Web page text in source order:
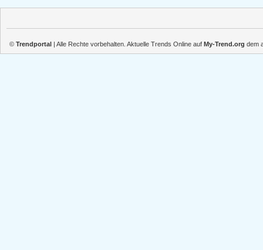
© Trendportal | Alle Rechte vorbehalten. Aktuelle Trends Online auf My-Trend.org dem